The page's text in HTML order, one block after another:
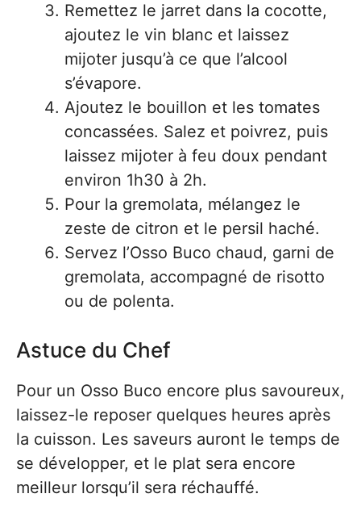
Remettez le jarret dans la cocotte,
ajoutez le vin blanc et laissez
mijoter jusqu’à ce que l’alcool
s’évapore.
Ajoutez le bouillon et les tomates
concassées. Salez et poivrez, puis
laissez mijoter à feu doux pendant
environ 1h30 à 2h.
Pour la gremolata, mélangez le
zeste de citron et le persil haché.
Servez l’Osso Buco chaud, garni de
gremolata, accompagné de risotto
ou de polenta.
Astuce du Chef
Pour un Osso Buco encore plus savoureux,
laissez-le reposer quelques heures après
la cuisson. Les saveurs auront le temps de
se développer, et le plat sera encore
meilleur lorsqu’il sera réchauffé.